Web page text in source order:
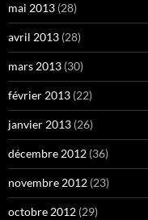
mai 2013 (28)
avril 2013 (28)
mars 2013 (30)
février 2013 (22)
janvier 2013 (26)
décembre 2012 (36)
novembre 2012 (23)
octobre 2012 (29)